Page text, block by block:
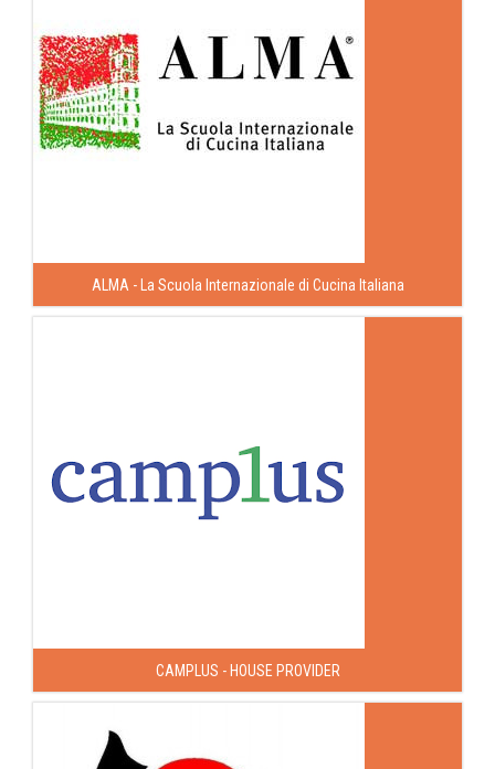
ALMA - La Scuola Internazionale di Cucina Italiana
CAMPLUS - HOUSE PROVIDER